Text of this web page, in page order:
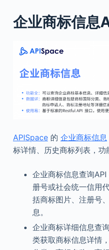
企业商标信息
APISpace的 企业商标信息
标详情、历史商标列表，功
企业商标信息查询
册号或社会统一信用
括商标图片、注册号
息。
企业商标详细信息查
类获取商标信息详情